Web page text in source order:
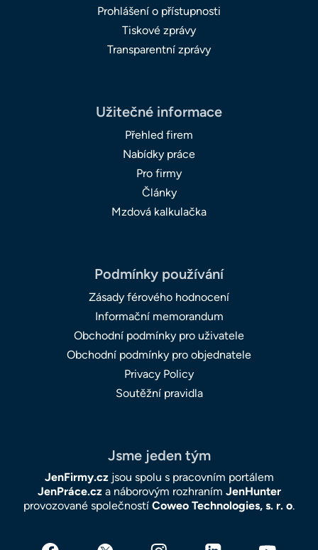
Prohlášení o přístupnosti
Tiskové zprávy
Transparentní zprávy
Užitečné informace
Přehled firem
Nabídky práce
Pro firmy
Články
Mzdová kalkulačka
Podmínky používání
Zásady férového hodnocení
Informační memorandum
Obchodní podmínky pro uživatele
Obchodní podmínky pro objednatele
Privacy Policy
Soutěžní pravidla
Jsme jeden tým
JenFirmy.czjsou spolu s pracovním portálem
JenPráce.cza náborovým rozhraním JenHunter
provozované společností Coweo Technologies, s. r. o.